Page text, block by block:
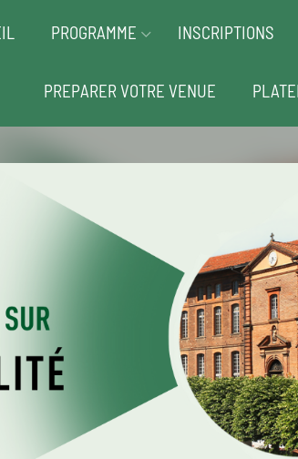
PROGRAMME INSCRIPTIONS
PREPARER VOTRE VENUE